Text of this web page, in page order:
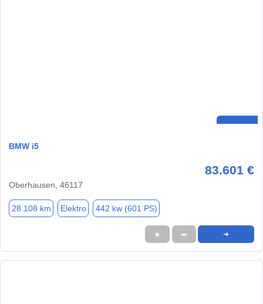
BMW i5
83.601 €
Oberhausen, 46117
28.108 km Elektro 442 kw (601 PS)
★ ➦ ➜